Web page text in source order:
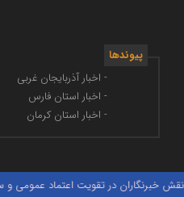
پیوندها
- اخبار آذربایجان غربی
- اخبار استان فارس
- اخبار استان کرمان
در تقویت اعتماد عمومی و